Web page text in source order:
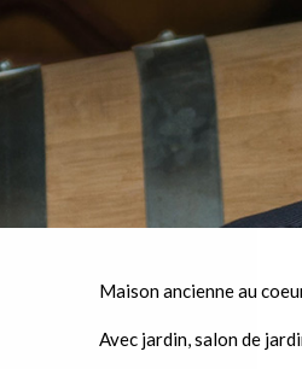
Maison ancienne au
Avec jardin, salon de